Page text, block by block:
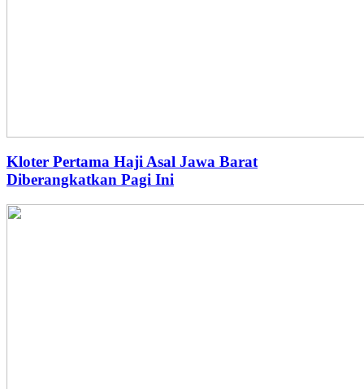
Kloter Pertama Haji Asal Jawa Barat
Diberangkatkan Pagi Ini